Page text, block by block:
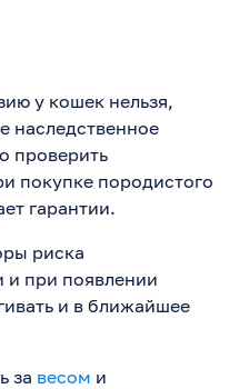
у кошек нельзя,
наследственное
проверить
покупке породистого
гарантии.
риска
и при появлении
и в ближайшее
за весом и